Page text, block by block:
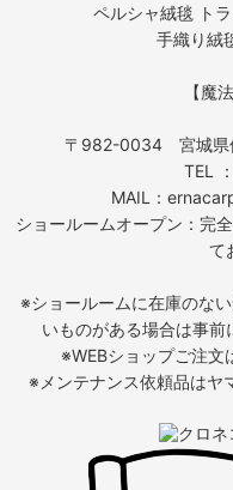
ペルシャ絨毯 ト
手織り絨
【魔
〒982-0034 宮城県
TEL
MAIL：
ショールームオープン：完
て
※ショールームに在庫のな
いものがある場合は事前
※WEBショップご注文
※メンテナンス依頼品はヤ